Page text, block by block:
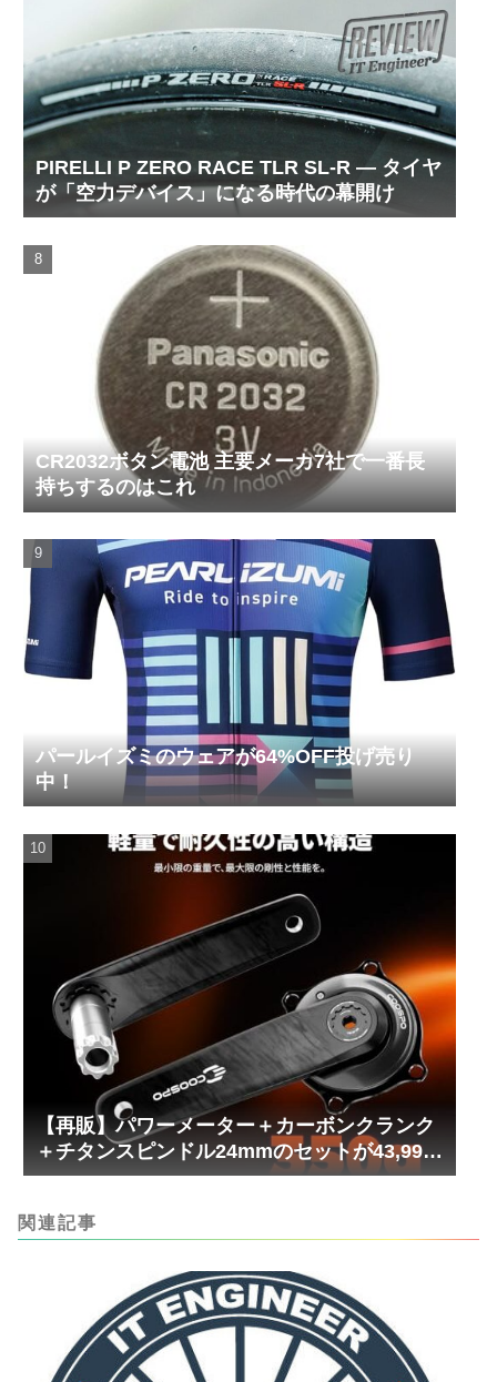
PIRELLI P ZERO RACE TLR SL-R ― タイヤ
が「空力デバイス」になる時代の幕開け
CR2032ボタン電池 主要メーカ7社で一番長
持ちするのはこれ
パールイズミのウェアが64%OFF投げ売り
中！
【再販】パワーメーター＋カーボンクランク
＋チタンスピンドル24mmのセットが43,999
円！
関連記事